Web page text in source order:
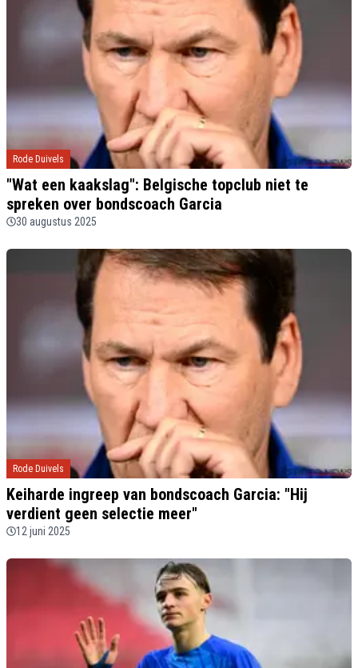
Rode Duivels
"Wat een kaakslag": Belgische topclub niet te
spreken over bondscoach Garcia
30 augustus 2025
Rode Duivels
Keiharde ingreep van bondscoach Garcia: "Hij
verdient geen selectie meer"
12 juni 2025